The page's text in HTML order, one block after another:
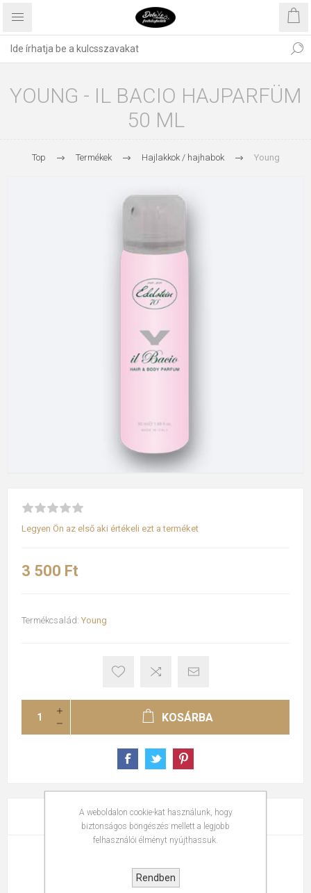
YOUNG - IL BACIO HAJPARFÜM
50 ML
Top Termékek Hajlakkok / hajhabok Young
Legyen Ön az első aki értékeli ezt a terméket
3 500 Ft
Termékcsalád: Young
KOSÁRBA
ÉRTÉKELÉSEK
ÍRJA LE SAJÁT VÉLEMÉNYÉT
A weboldalon cookie-kat használunk, hogy
biztonságos böngészés mellett a legjobb
felhasználói élményt nyújthassuk.
Rendben